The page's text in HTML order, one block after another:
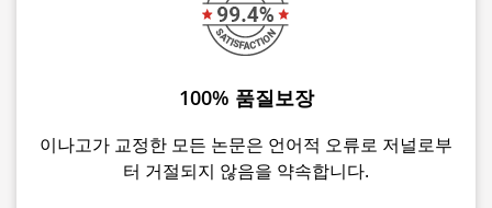
100% 품질보장
이나고가 교정한 모든 논문은 언어적 오류로 저널로부
터 거절되지 않음을 약속합니다.